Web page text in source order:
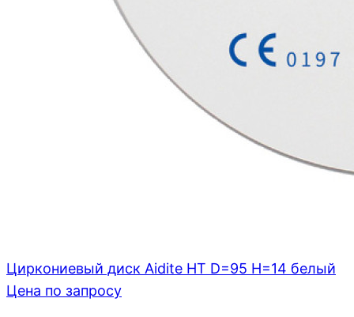
Циркониевый диск Aidite HT D=95 H=14 белый
Цена по запросу